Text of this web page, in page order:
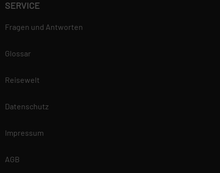
SERVICE
Fragen und Antworten
Glossar
Reisewelt
Datenschutz
Impressum
AGB